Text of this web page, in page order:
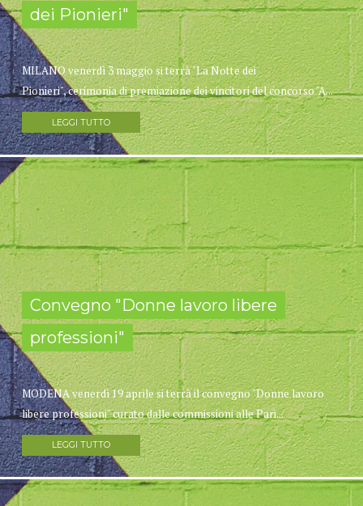
dei Pionieri"
MILANO venerdì 3 maggio si terrà "La Notte dei
Pionieri", cerimonia di premiazione dei vincitori del concorso "A...
LEGGI TUTTO
Convegno "Donne lavoro libere
professioni"
MODENA venerdì 19 aprile si terrà il convegno "Donne lavoro
libere professioni" curato dalle commissioni alle Pari...
LEGGI TUTTO